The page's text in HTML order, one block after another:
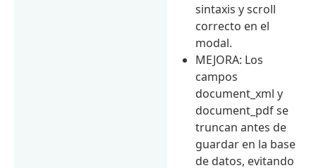
sintaxis y scroll
correcto en el
modal.
MEJORA: Los
campos
document_xml y
document_pdf se
truncan antes de
guardar en la base
de datos, evitando